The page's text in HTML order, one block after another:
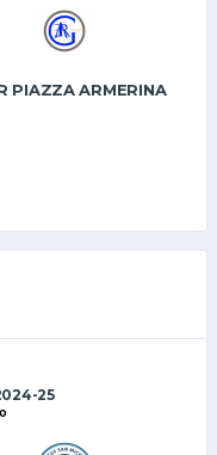
PIAZZA ARMERINA
25